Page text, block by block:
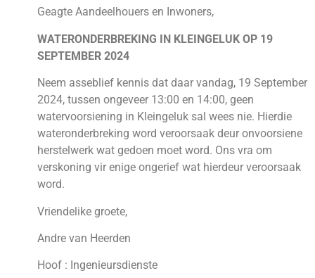
Geagte Aandeelhouers en Inwoners,
WATERONDERBREKING IN KLEINGELUK OP 19
SEPTEMBER 2024
Neem asseblief kennis dat daar vandag, 19 September
2024, tussen ongeveer 13:00 en 14:00, geen
watervoorsiening in Kleingeluk sal wees nie. Hierdie
wateronderbreking word veroorsaak deur onvoorsiene
herstelwerk wat gedoen moet word. Ons vra om
verskoning vir enige ongerief wat hierdeur veroorsaak
word.
Vriendelike groete,
Andre van Heerden
Hoof : Ingenieursdienste